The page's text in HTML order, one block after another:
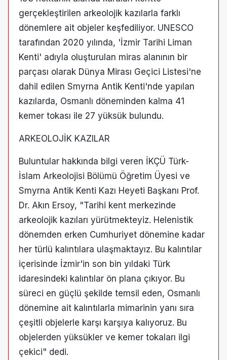
gerçekleştirilen arkeolojik kazılarla farklı
dönemlere ait objeler keşfediliyor. UNESCO
tarafından 2020 yılında, 'İzmir Tarihi Liman
Kenti' adıyla oluşturulan miras alanının bir
parçası olarak Dünya Mirası Geçici Listesi'ne
dahil edilen Smyrna Antik Kenti'nde yapılan
kazılarda, Osmanlı döneminden kalma 41
kemer tokası ile 27 yüksük bulundu.
ARKEOLOJİK KAZILAR
Buluntular hakkında bilgi veren İKÇÜ Türk-
İslam Arkeolojisi Bölümü Öğretim Üyesi ve
Smyrna Antik Kenti Kazı Heyeti Başkanı Prof.
Dr. Akın Ersoy, "Tarihi kent merkezinde
arkeolojik kazıları yürütmekteyiz. Helenistik
dönemden erken Cumhuriyet dönemine kadar
her türlü kalıntılara ulaşmaktayız. Bu kalıntılar
içerisinde İzmir'in son bin yıldaki Türk
idaresindeki kalıntılar ön plana çıkıyor. Bu
süreci en güçlü şekilde temsil eden, Osmanlı
dönemine ait kalıntılarla mimarinin yanı sıra
çeşitli objelerle karşı karşıya kalıyoruz. Bu
objelerden yüksükler ve kemer tokaları ilgi
çekici" dedi.